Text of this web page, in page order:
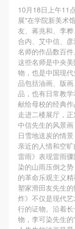
10月18日上午11
展"在学院新美术
友、蒋兆和、李
合内、艾中信、
名师的作品数百件。
这些名师是中央
物，也是中国现
品包括油画、版
品，也有日常教
献给母校的经典作
走进二楼展厅，
中信先生的风景
日雪地送炭的情
亲近的人情和空
雷雨》表现雷雨
染的山雨压倒之
的革命乐观主义
塑家滑田友先生
炸》不仅是现代
行的证物。沿着
物，李可染先生
果（如参与工
作发表、出版。
它数字媒体形式
源总库》《中央
术馆资料库》等
在中央美术学院
关“章程”规定享
中央美术学院美
第一条
本次活动公平公
负的原则。但活
识。
第二条
参加本次活动
律、法规，必须
备以人为本、
果（如参与工
作发表、出版。
它数字媒体形式
源总库》《中央
术馆资料库》等
在中央美术学院
关“章程”规定享
中央美术学院美
第一条
本次活动公平公
负的原则。但活
识。
第二条
参加本次活动
律、法规，必须
备以人为本、
果（如参与工
作发表、出版。
它数字媒体形式
源总库》《中央
术馆资料库》等
在中央美术学院
关“章程”规定享
中央美术学院美
第一条
本次活动公平公
负的原则。但活
识。
第二条
参加本次活动
律、法规，必须
备以人为本、